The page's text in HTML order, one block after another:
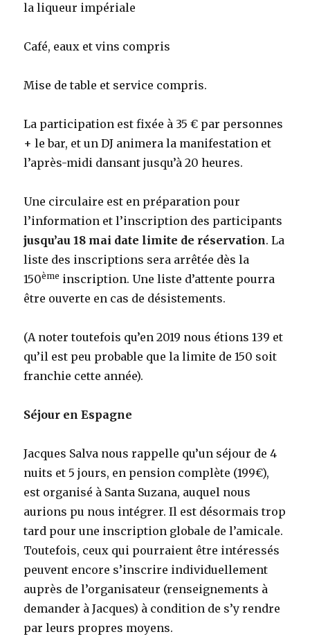
la liqueur impériale
Café, eaux et vins compris
Mise de table et service compris.
La participation est fixée à 35 € par personnes
+ le bar, et un DJ animera la manifestation et
l’après-midi dansant jusqu’à 20 heures.
Une circulaire est en préparation pour
l’information et l’inscription des participants
jusqu’au 18 mai date limite de réservation. La
liste des inscriptions sera arrêtée dès la
150ème inscription. Une liste d’attente pourra
être ouverte en cas de désistements.
(A noter toutefois qu’en 2019 nous étions 139 et
qu’il est peu probable que la limite de 150 soit
franchie cette année).
Séjour en Espagne
Jacques Salva nous rappelle qu’un séjour de 4
nuits et 5 jours, en pension complète (199€),
est organisé à Santa Suzana, auquel nous
aurions pu nous intégrer. Il est désormais trop
tard pour une inscription globale de l’amicale.
Toutefois, ceux qui pourraient être intéressés
peuvent encore s’inscrire individuellement
auprès de l’organisateur (renseignements à
demander à Jacques) à condition de s’y rendre
par leurs propres moyens.